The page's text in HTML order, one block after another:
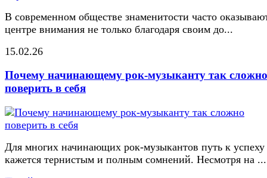
В современном обществе знаменитости часто
центре внимания не только благодаря своим до...
15.02.26
Почему начинающему рок-музыканту так сложно
поверить в себя
Для многих начинающих рок-музыкантов путь к успеху
кажется тернистым и полным сомнений. Несмотря на ...